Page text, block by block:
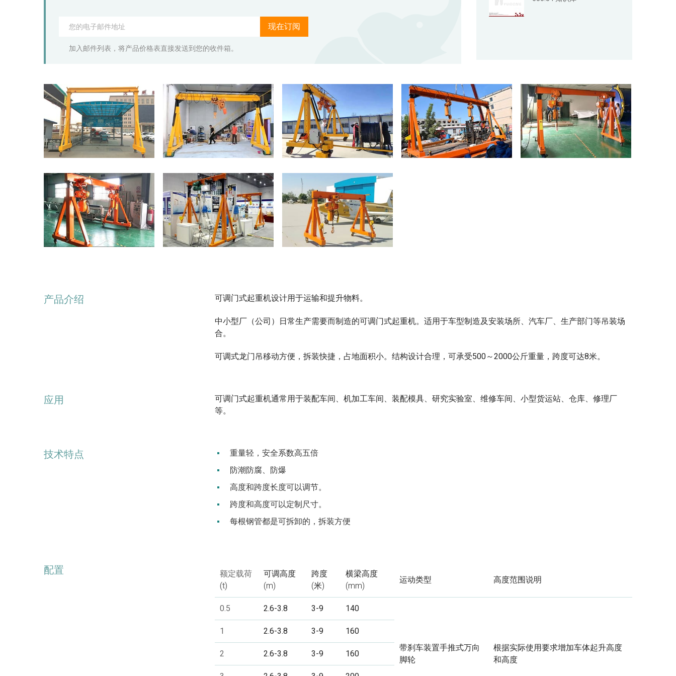
现在订阅
加入邮件列表，将产品价格表直接发送到您的收件箱。
产品介绍
可调门式起重机设计用于运输和提升物料。
中小型厂（公司）日常生产需要而制造的可调门式起重机。适用于车型制造及安装场所、汽车厂、生产部门等吊装场
合。
可调式龙门吊移动方便，拆装快捷，占地面积小。结构设计合理，可承受500～2000公斤重量，跨度可达8米。
应用
可调门式起重机通常用于装配车间、机加工车间、装配模具、研究实验室、维修车间、小型货运站、仓库、修理厂
等。
技术特点
重量轻，安全系数高五倍
防潮防腐、防爆
高度和跨度长度可以调节。
跨度和高度可以定制尺寸。
每根钢管都是可拆卸的，拆装方便
配置
额定载荷
(t)
可调高度
(m)
跨度
(米)
横梁高度
(mm)
运动类型 高度范围说明
0.5 2.6-3.8 3-9 140
带刹车装置手推式万向
脚轮
根据实际使用要求增加车体起升高度
和高度
1 2.6-3.8 3-9
160
2
2.6-3.8 3-9
160